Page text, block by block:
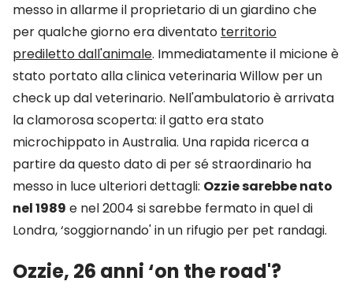
messo in allarme il proprietario di un giardino che
per qualche giorno era diventato territorio
prediletto dall'animale. Immediatamente il micione è
stato portato alla clinica veterinaria Willow per un
check up dal veterinario. Nell'ambulatorio è arrivata
la clamorosa scoperta: il gatto era stato
microchippato in Australia. Una rapida ricerca a
partire da questo dato di per sé straordinario ha
messo in luce ulteriori dettagli: Ozzie sarebbe nato
nel 1989 e nel 2004 si sarebbe fermato in quel di
Londra, ‘soggiornando' in un rifugio per pet randagi.
Ozzie, 26 anni ‘on the road'?